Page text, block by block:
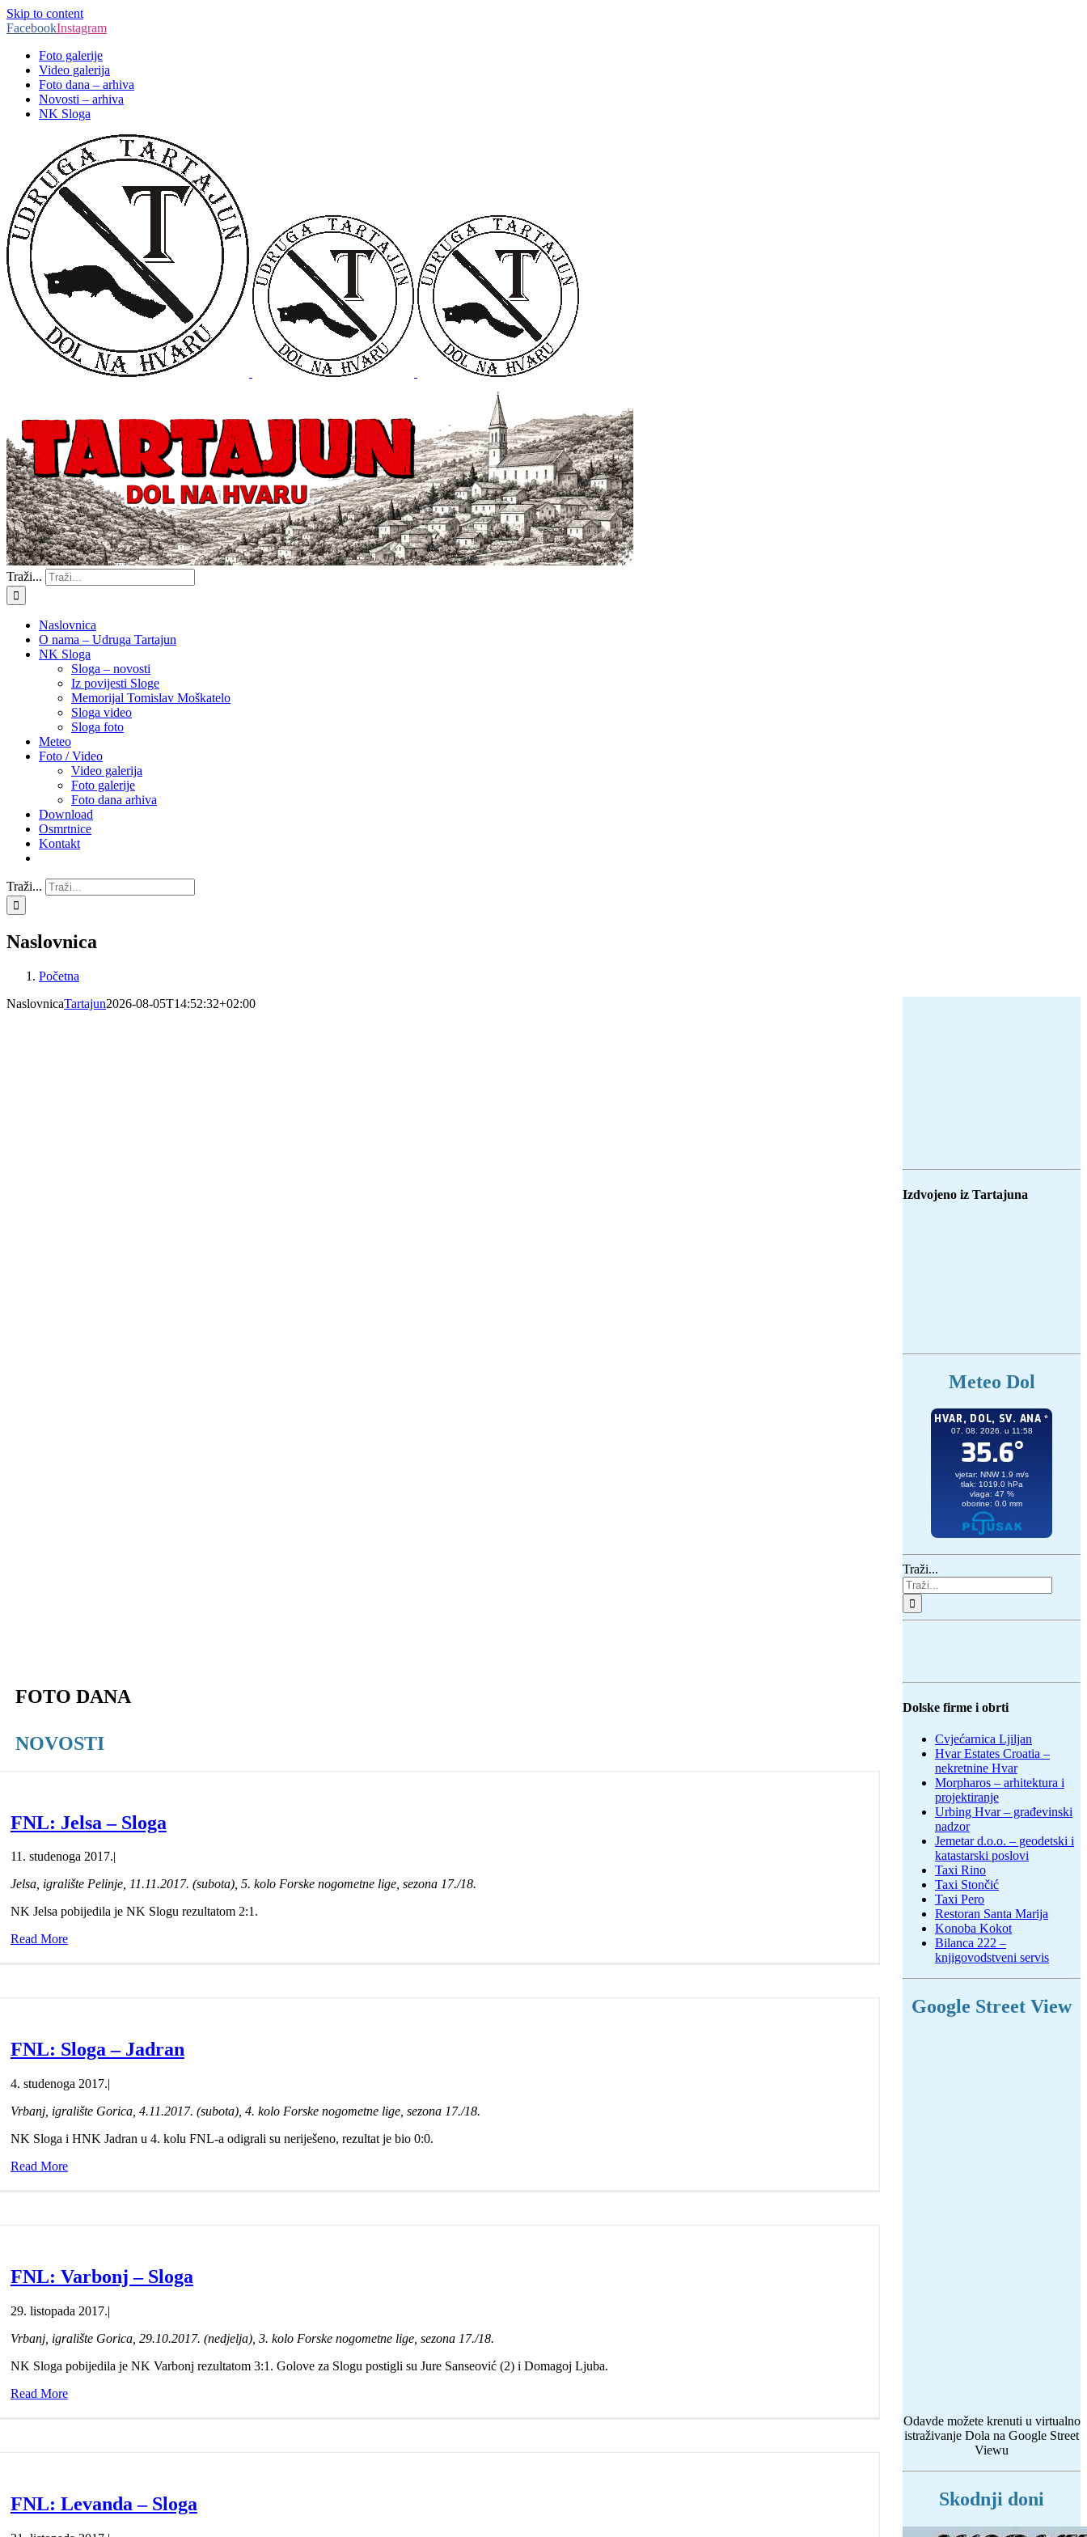
Skip to content
FacebookInstagram
Foto galerije
Video galerija
Foto dana – arhiva
Novosti – arhiva
NK Sloga
Traži...
Naslovnica
O nama – Udruga Tartajun
NK Sloga
Sloga – novosti
Iz povijesti Sloge
Memorijal Tomislav Moškatelo
Sloga video
Sloga foto
Meteo
Foto / Video
Video galerija
Foto galerije
Foto dana arhiva
Download
Osmrtnice
Kontakt
Traži...
Naslovnica
Početna
NaslovnicaTartajun2026-08-05T14:52:32+02:00
FOTO DANA
NOVOSTI
FNL: Jelsa – Sloga
11. studenoga 2017.|
Jelsa, igralište Pelinje, 11.11.2017. (subota), 5. kolo Forske nogometne lige, sezona 17./18.
NK Jelsa pobijedila je NK Slogu rezultatom 2:1.
Read More
FNL: Sloga – Jadran
4. studenoga 2017.|
Vrbanj, igralište Gorica, 4.11.2017. (subota), 4. kolo Forske nogometne lige, sezona 17./18.
NK Sloga i HNK Jadran u 4. kolu FNL-a odigrali su neriješeno, rezultat je bio 0:0.
Read More
FNL: Varbonj – Sloga
29. listopada 2017.|
Vrbanj, igralište Gorica, 29.10.2017. (nedjelja), 3. kolo Forske nogometne lige, sezona 17./18.
NK Sloga pobijedila je NK Varbonj rezultatom 3:1. Golove za Slogu postigli su Jure Sanseović (2) i Domagoj Ljuba.
Read More
FNL: Levanda – Sloga
Izdvojeno iz Tartajuna
Meteo Dol
Traži...
Dolske firme i obrti
Cvjećarnica Ljiljan
Hvar Estates Croatia –
nekretnine Hvar
Morpharos – arhitektura i
projektiranje
Urbing Hvar – građevinski
nadzor
Jemetar d.o.o. – geodetski i
katastarski poslovi
Taxi Rino
Taxi Stončić
Taxi Pero
Restoran Santa Marija
Konoba Kokot
Bilanca 222 –
knjigovodstveni servis
Google Street View
Odavde možete krenuti u virtualno
istraživanje Dola na Google Street
Viewu
Skodnji doni